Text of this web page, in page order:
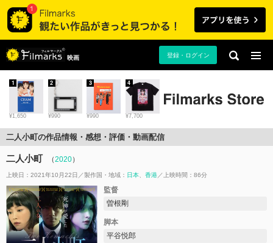
映画 登録・ログイン
¥1,650
1
¥990
2
¥990
3
¥7,700
4
二人小町の作品情報・感想・評価・動画配信
二人小町 （2020）
上映日：2021年10月22日 製作国・地域： 日本 香港 上映時間：86分
監督
曽根剛
脚本
平谷悦郎